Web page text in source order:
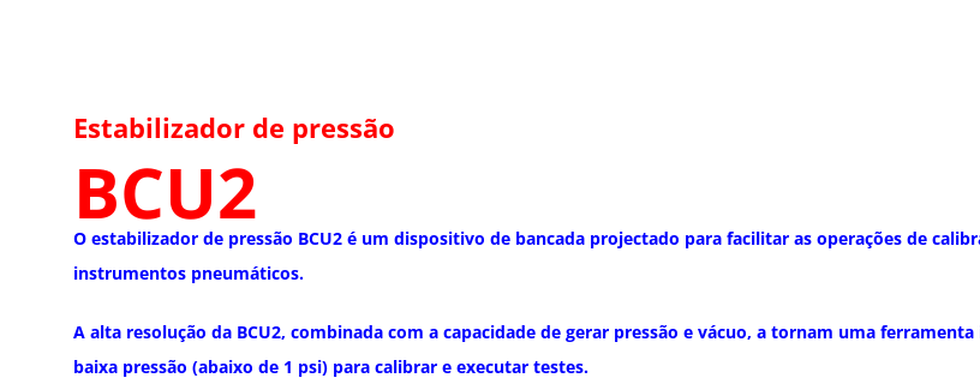
Estabilizador de pressão
BCU2
O estabilizador de pressão BCU2 é um dispositivo de bancada projectado para facilitar as operações de
instrumentos pneumáticos.
A alta resolução da BCU2, combinada com a capacidade de gerar pressão e vácuo, a tornam uma ferramenta
baixa pressão (abaixo de 1 psi) para calibrar e executar testes.